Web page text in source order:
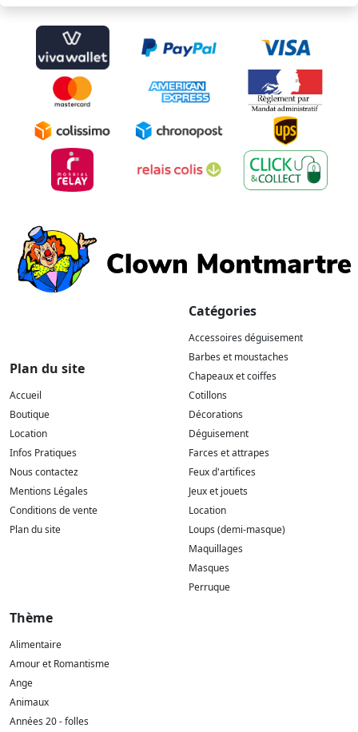
Plan du site
Accueil
Boutique
Location
Infos Pratiques
Nous contactez
Mentions Légales
Conditions de vente
Plan du site
Catégories
Accessoires déguisement
Barbes et moustaches
Chapeaux et coiffes
Cotillons
Décorations
Déguisement
Farces et attrapes
Feux d'artifices
Jeux et jouets
Location
Loups (demi-masque)
Maquillages
Masques
Perruque
Thème
Alimentaire
Amour et Romantisme
Ange
Animaux
Années 20 - folles